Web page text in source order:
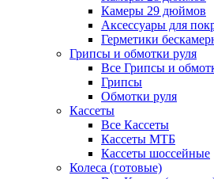
Камеры 29 дюймов
Аксессуары для
Герметики
Грипсы и обмотки руля
Все Грипсы и
Грипсы
Обмотки руля
Кассеты
Все Кассеты
Кассеты МТБ
Кассеты шоссейные
Колеса (готовые)